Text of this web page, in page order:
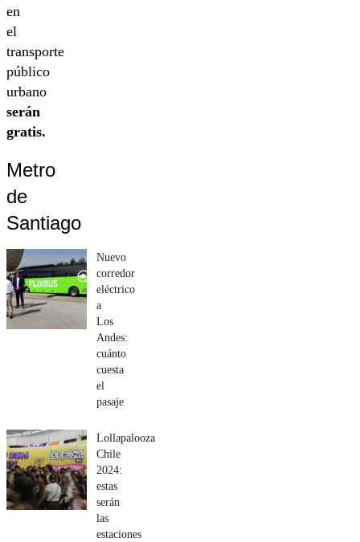
en
el
transporte
público
urbano
serán
gratis.
Metro
de
Santiago
Nuevo
corredor
eléctrico
a
Los
Andes:
cuánto
cuesta
el
pasaje
Lollapalooza
Chile
2024:
estas
serán
las
estaciones